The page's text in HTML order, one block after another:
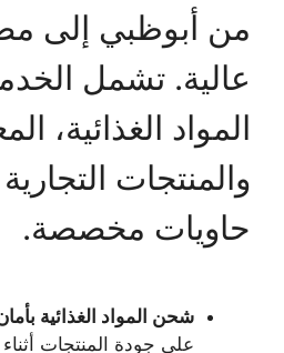
من أبوظبي إلى
عالية. تشمل
المواد الغذائية،
والمنتجات
حاويات مخصصة.
شحن المواد الغذائية
على جودة المنتجات أثناء